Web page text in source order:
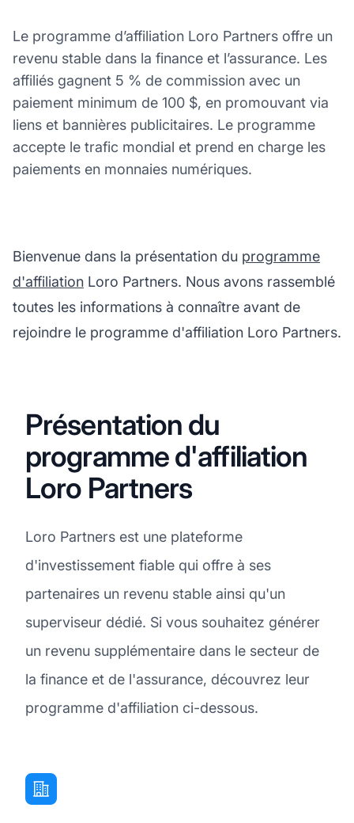
Le programme d’affiliation Loro Partners offre un
revenu stable dans la finance et l’assurance. Les
affiliés gagnent 5 % de commission avec un
paiement minimum de 100 $, en promouvant via
liens et bannières publicitaires. Le programme
accepte le trafic mondial et prend en charge les
paiements en monnaies numériques.
Bienvenue dans la présentation du programme
d'affiliation Loro Partners. Nous avons rassemblé
toutes les informations à connaître avant de
rejoindre le programme d'affiliation Loro Partners.
Présentation du
programme d'affiliation
Loro Partners
Loro Partners est une plateforme
d'investissement fiable qui offre à ses
partenaires un revenu stable ainsi qu'un
superviseur dédié. Si vous souhaitez générer
un revenu supplémentaire dans le secteur de
la finance et de l'assurance, découvrez leur
programme d'affiliation ci-dessous.